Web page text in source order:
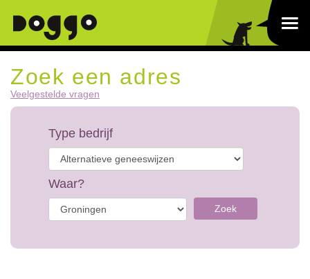
Zoek een adres
Veelgestelde vragen
Type bedrijf
Waar?
Zoek